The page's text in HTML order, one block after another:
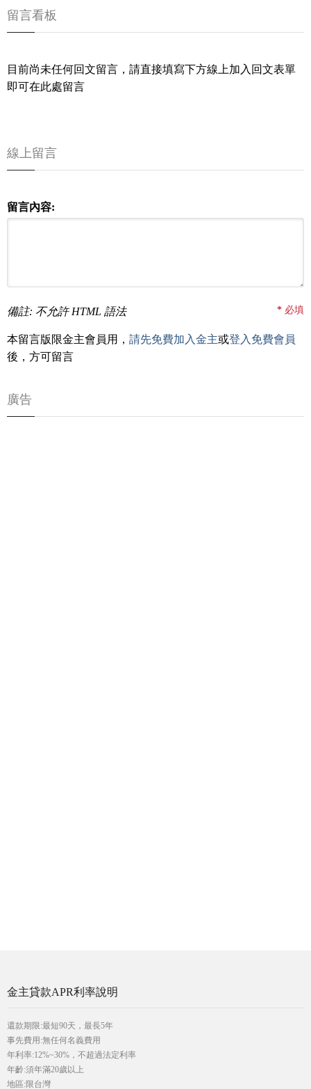
留言看板
目前尚未任何回文留言，請直接填寫下方線上加入回文表單
即可在此處留言
線上留言
留言內容:
備註: 不允許 HTML 語法 * 必填
本留言版限金主會員用， 請先免費加入金主或登入免費會員
後，方可留言
廣告
金主貸款APR利率說明
還款期限:最短90天，最長5年
事先費用:無任何名義費用
年利率:12%~30%，不超過法定利率
年齡:須年滿20歲以上
地區:限台灣